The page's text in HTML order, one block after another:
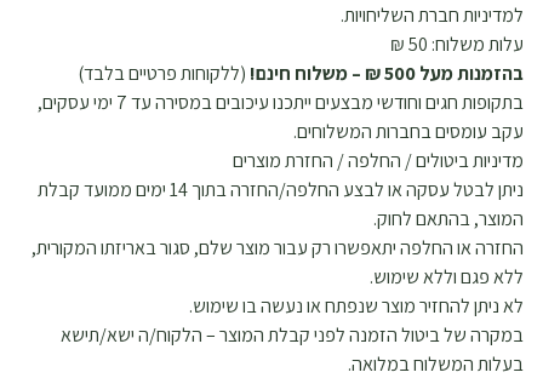
למדיניות חברת השליחויות.
עלות משלוח: 50 ₪
בהזמנות מעל 500 ₪ – משלוח חינם!
(ללקוחות פרטיים בלבד)
בתקופות חגים וחודשי מבצעים ייתכנו עיכובים במסירה עד 7 ימי עסקים,
עקב עומסים בחברות המשלוחים.
מדיניות ביטולים / החלפה / החזרת מוצרים
ניתן לבטל עסקה או לבצע החלפה/החזרה בתוך 14 ימים ממועד קבלת
המוצר, בהתאם לחוק.
החזרה או החלפה יתאפשרו רק עבור מוצר שלם, סגור באריזתו המקורית,
ללא פגם וללא שימוש.
לא ניתן להחזיר מוצר שנפתח או נעשה בו שימוש.
במקרה של ביטול הזמנה לפני קבלת המוצר – הלקוח/ה ישא/תישא
בעלות המשלוח במלואה.